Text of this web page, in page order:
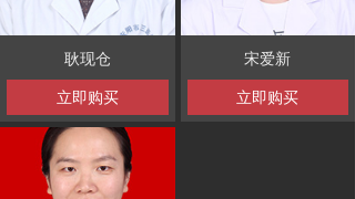
综合内科
消化内科
胸心外科
儿科
耿现仓
立即购买
宋爱新
立即购买